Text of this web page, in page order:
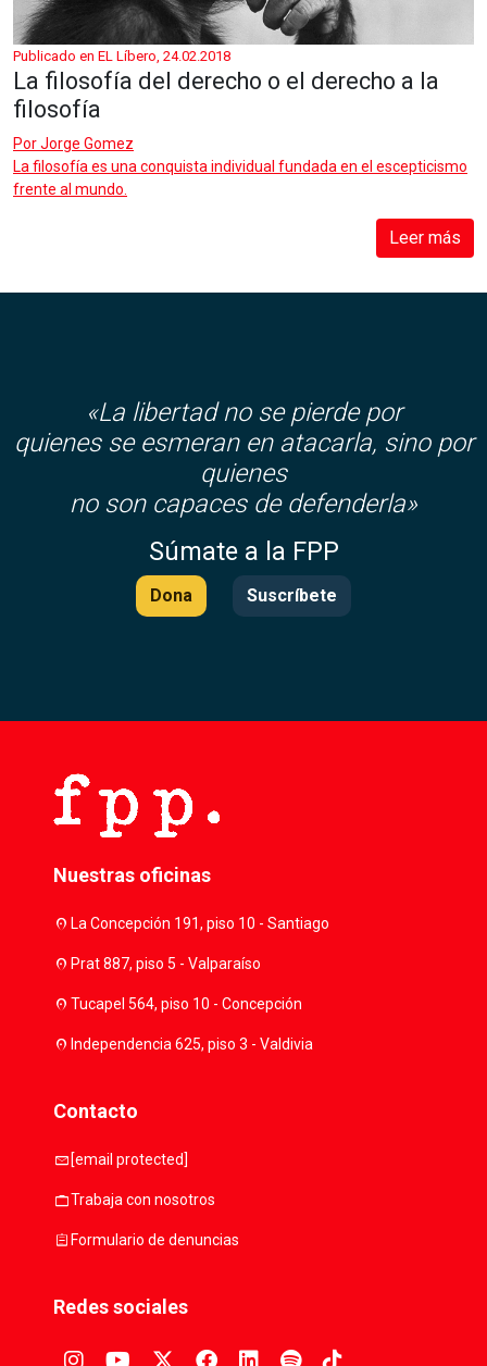
Publicado en EL Líbero, 24.02.2018
La filosofía del derecho o el derecho a la
filosofía
PorJorge Gomez
La filosofía es una conquista individual fundada en el escepticismo
frente al mundo.
Leer más
«La libertad no se pierde por
quienes se esmeran en atacarla, sino por
quienes
no son capaces de defenderla»
Súmate a la FPP
Dona Suscríbete
Nuestras oficinas
location_onLa Concepción 191, piso 10 - Santiago
location_onPrat 887, piso 5 - Valparaíso
location_onTucapel 564, piso 10 - Concepción
location_onIndependencia 625, piso 3 - Valdivia
Contacto
mail [email protected]
workTrabaja con nosotros
assignmentFormulario de denuncias
Redes sociales